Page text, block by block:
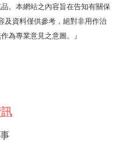
。本網站之內容旨在告知有關保
及資料僅供參考，絕對非用作治
為專業意見之意圖。』